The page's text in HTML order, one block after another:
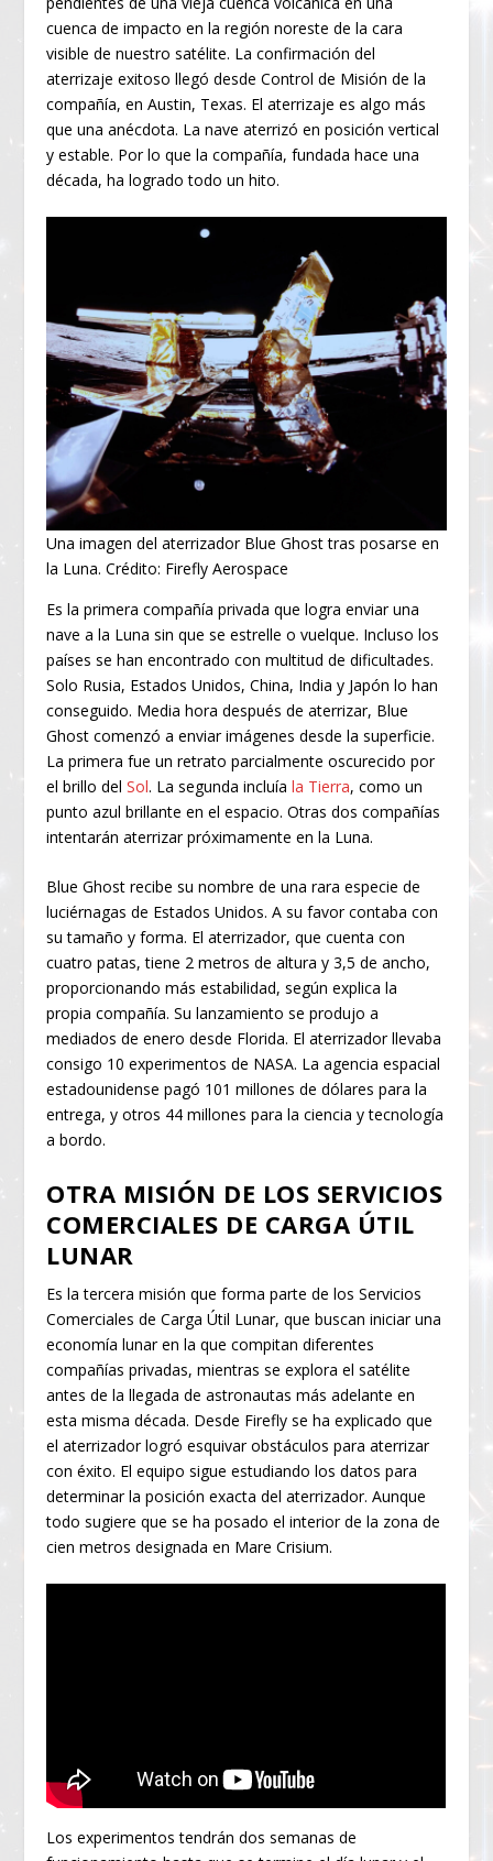
cuenca de impacto en la región noreste de la cara
visible de nuestro satélite. La confirmación del
aterrizaje exitoso llegó desde Control de Misión de la
compañía, en Austin, Texas. El aterrizaje es algo más
que una anécdota. La nave aterrizó en posición vertical
y estable. Por lo que la compañía, fundada hace una
década, ha logrado todo un hito.
Una imagen del aterrizador Blue Ghost tras posarse en
la Luna. Crédito: Firefly Aerospace
Es la primera compañía privada que logra enviar una
nave a la Luna sin que se estrelle o vuelque. Incluso los
países se han encontrado con multitud de dificultades.
Solo Rusia, Estados Unidos, China, India y Japón lo han
conseguido. Media hora después de aterrizar, Blue
Ghost comenzó a enviar imágenes desde la superficie.
La primera fue un retrato parcialmente oscurecido por
el brillo delSol. La segunda incluíala Tierra, como un
punto azul brillante en el espacio. Otras dos compañías
intentarán aterrizar próximamente en la Luna.
Blue Ghost recibe su nombre de una rara especie de
luciérnagas de Estados Unidos. A su favor contaba con
su tamaño y forma. El aterrizador, que cuenta con
cuatro patas, tiene 2 metros de altura y 3,5 de ancho,
proporcionando más estabilidad, según explica la
propia compañía. Su lanzamiento se produjo a
mediados de enero desde Florida. El aterrizador llevaba
consigo 10 experimentos de NASA. La agencia espacial
estadounidense pagó 101 millones de dólares para la
entrega, y otros 44 millones para la ciencia y tecnología
a bordo.
OTRA MISIÓN DE LOS SERVICIOS
COMERCIALES DE CARGA ÚTIL
LUNAR
Es la tercera misión que forma parte de los Servicios
Comerciales de Carga Útil Lunar, que buscan iniciar una
economía lunar en la que compitan diferentes
compañías privadas, mientras se explora el satélite
antes de la llegada de astronautas más adelante en
esta misma década. Desde Firefly se ha explicado que
el aterrizador logró esquivar obstáculos para aterrizar
con éxito. El equipo sigue estudiando los datos para
determinar la posición exacta del aterrizador. Aunque
todo sugiere que se ha posado el interior de la zona de
cien metros designada en Mare Crisium.
Los experimentos tendrán dos semanas de